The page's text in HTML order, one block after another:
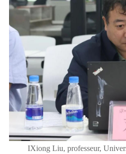
IXiong Liu, professeur,